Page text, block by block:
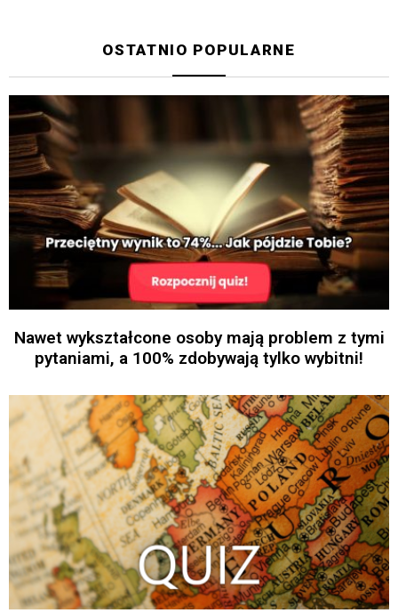
OSTATNIO POPULARNE
Nawet wykształcone osoby mają problem z tymi
pytaniami, a 100% zdobywają tylko wybitni!